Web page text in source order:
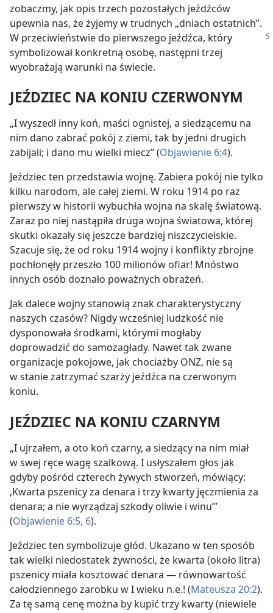
zobaczmy, jak opis trzech pozostałych jeźdźców
upewnia nas, że żyjemy w trudnych „dniach ostatnich”.
W przeciwieństwie do pierwszego jeźdźca, który
symbolizował konkretną osobę, następni trzej
wyobrażają warunki na świecie.
JEŹDZIEC NA KONIU CZERWONYM
„I wyszedł inny koń, maści ognistej, a siedzącemu na
nim dano zabrać pokój z ziemi, tak by jedni drugich
zabijali; i dano mu wielki miecz” (Objawienie 6:4).
Jeździec ten przedstawia wojnę. Zabiera pokój nie tylko
kilku narodom, ale całej ziemi. W roku 1914 po raz
pierwszy w historii wybuchła wojna na skalę światową.
Zaraz po niej nastąpiła druga wojna światowa, której
skutki okazały się jeszcze bardziej niszczycielskie.
Szacuje się, że od roku 1914 wojny i konflikty zbrojne
pochłonęły przeszło 100 milionów ofiar! Mnóstwo
innych osób doznało poważnych obrażeń.
Jak dalece wojny stanowią znak charakterystyczny
naszych czasów? Nigdy wcześniej ludzkość nie
dysponowała środkami, którymi mogłaby
doprowadzić do samozagłady. Nawet tak zwane
organizacje pokojowe, jak chociażby ONZ, nie są
w stanie zatrzymać szarży jeźdźca na czerwonym
koniu.
JEŹDZIEC NA KONIU CZARNYM
„I ujrzałem, a oto koń czarny, a siedzący na nim miał
w swej ręce wagę szalkową. I usłyszałem głos jak
gdyby pośród czterech żywych stworzeń, mówiący:
‚Kwarta pszenicy za denara i trzy kwarty jęczmienia za
denara; a nie wyrządzaj szkody oliwie i winu’”
(Objawienie 6:5, 6).
Jeździec ten symbolizuje głód. Ukazano w ten sposób
tak wielki niedostatek żywności, że kwarta (około litra)
pszenicy miała kosztować denara — równowartość
całodziennego zarobku w I wieku n.e.! (Mateusza 20:2).
Za tę samą cenę można by kupić trzy kwarty (niewiele